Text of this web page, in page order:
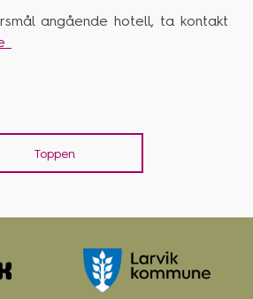
angående hotell, ta kontakt
Toppen